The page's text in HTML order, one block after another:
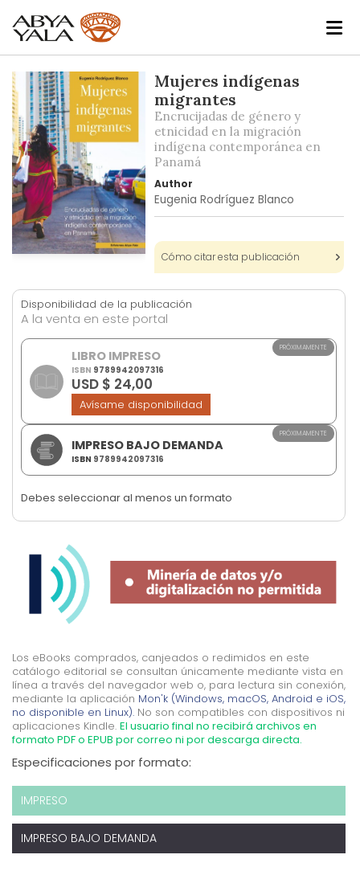
Skip
to
the
end
of
the
images
gallery
the
beginning
the
images
gallery
Mujeres indígenas
migrantes
Encrucijadas de género y
etnicidad en la migración
indígena contemporánea en
Panamá
Author
Eugenia Rodríguez Blanco
Cómo citar esta publicación
Disponibilidad de la publicación
A la venta en este portal
IMPRESO BAJO DEMANDA
ISBN 9789942097316
PRÓXIMAMENTE
LIBRO IMPRESO
ISBN 9789942097316
PRÓXIMAMENTE
USD $ 24,00
Avísame disponibilidad
Debes seleccionar al menos un formato
Los eBooks comprados, canjeados o redimidos en este
catálogo editorial se consultan únicamente mediante vista en
línea a través del navegador web o, para lectura sin conexión,
mediante la aplicación Mon'k (Windows, macOS, Android e iOS,
no disponible en Linux). No son compatibles con dispositivos ni
aplicaciones Kindle. El usuario final no recibirá archivos en
formato PDF o EPUB por correo ni por descarga directa.
Especificaciones por formato:
IMPRESO
IMPRESO BAJO DEMANDA